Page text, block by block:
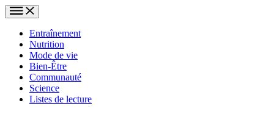
Entraînement
Nutrition
Mode de vie
Bien-Être
Communauté
Science
Listes de lecture